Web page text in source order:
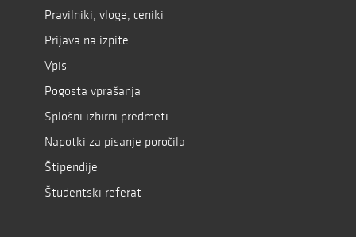
Pravilniki, vloge, ceniki
Prijava na izpite
Vpis
Pogosta vprašanja
Splošni izbirni predmeti
Napotki za pisanje poročila
Štipendije
Študentski referat